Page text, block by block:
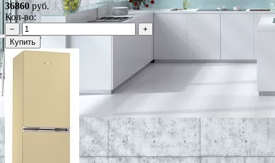
36860руб.
Кол-во:
−
+
Купить